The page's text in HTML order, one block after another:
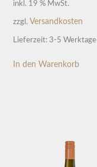
inkl. 19 % MwSt.
zzgl. Versandkosten
Lieferzeit: 3-5 Werktage
In den Warenkorb